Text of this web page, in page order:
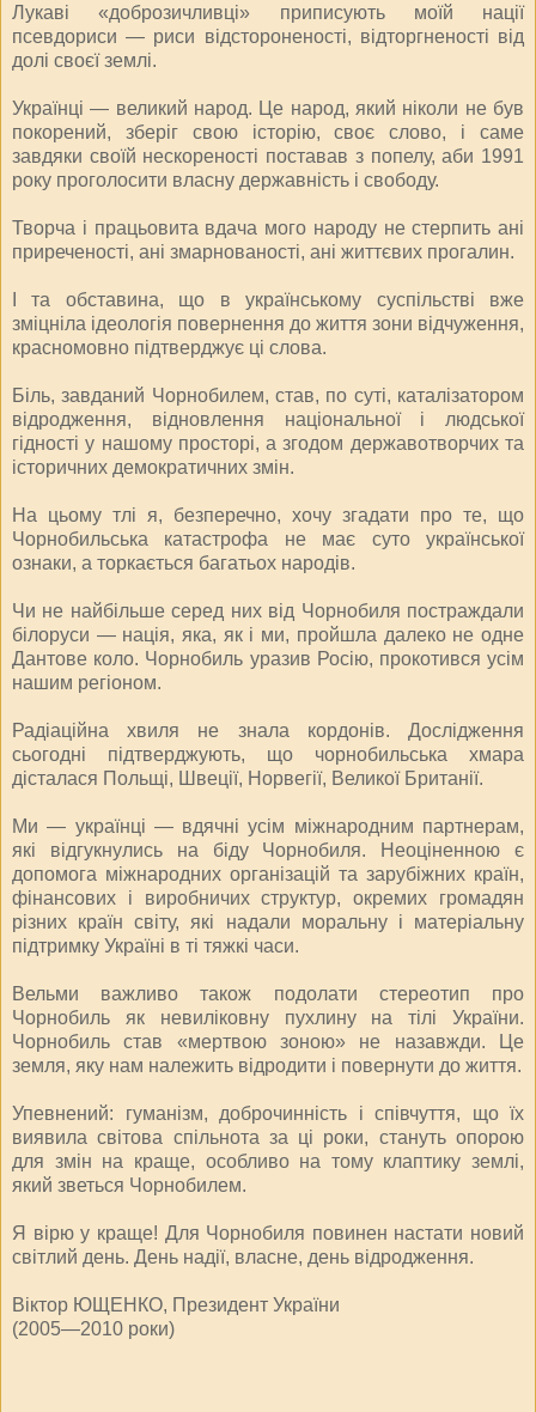
Лукаві «доброзичливці» приписують моїй нації
псевдориси — риси відстороненості, відторгненості від
долі своєї землі.
Українці — великий народ. Це народ, який ніколи не був
покорений, зберіг свою історію, своє слово, і саме
завдяки своїй нескореності поставав з попелу, аби 1991
року проголосити власну державність і свободу.
Творча і працьовита вдача мого народу не стерпить ані
приреченості, ані змарнованості, ані життєвих прогалин.
І та обставина, що в українському суспільстві вже
зміцніла ідеологія повернення до життя зони відчуження,
красномовно підтверджує ці слова.
Біль, завданий Чорнобилем, став, по суті, каталізатором
відро­дження, відновлення національної і людської
гідності у нашому просторі, а згодом державотворчих та
історичних демократичних змін.
На цьому тлі я, безперечно, хочу згадати про те, що
Чорнобильська ката­строфа не має суто української
ознаки, а торкається багатьох народів.
Чи не найбільше серед них від Чорнобиля постраждали
білоруси — нація, яка, як і ми, пройшла далеко не одне
Дантове коло. Чорнобиль уразив Росію, прокотився усім
нашим регіоном.
Радіаційна хвиля не знала кордонів. Дослідження
сьогодні підтверджують, що чорнобильська хмара
дісталася Польщі, Швеції, Норвегії, Великої Британії.
Ми — українці — вдячні усім міжнародним партнерам,
які відгукнулись на біду Чорнобиля. Неоціненною є
допомога міжнародних організацій та зарубіжних країн,
фінансових і виробничих структур, окремих громадян
різних країн світу, які надали моральну і матеріальну
підтримку Україні в ті тяжкі часи.
Вельми важливо також подолати стереотип про
Чорнобиль як невиліковну пухлину на тілі України.
Чорнобиль став «мертвою зоною» не назавжди. Це
земля, яку нам належить відродити і повернути до життя.
Упевнений: гуманізм, доброчинність і співчуття, що їх
виявила світова спільнота за ці роки, стануть опорою
для змін на краще, особливо на тому клаптику землі,
який зветься Чорнобилем.
Я вірю у краще! Для Чорнобиля повинен настати новий
світлий день. День надії, власне, день відродження.
Віктор ЮЩЕНКО, Президент України
(2005—2010 роки)